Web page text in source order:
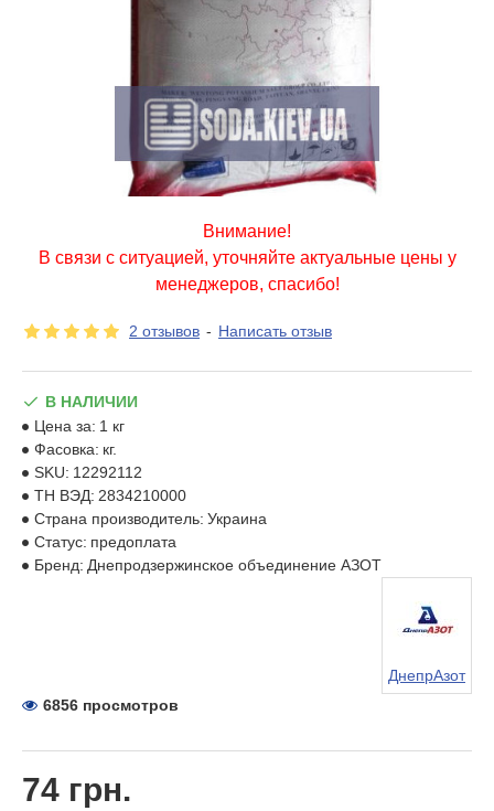
Внимание!
В связи с ситуацией, уточняйте актуальные цены у
менеджеров, спасибо!
2 отзывов - Написать отзыв
74 грн.
В НАЛИЧИИ
Цена за: 1 кг
Фасовка: кг.
SKU: 12292112
ТН ВЭД: 2834210000
Страна производитель: Украина
Статус: предоплата
Бренд: Днепродзержинское объединение АЗОТ
ДнепрАзот
6856 просмотров